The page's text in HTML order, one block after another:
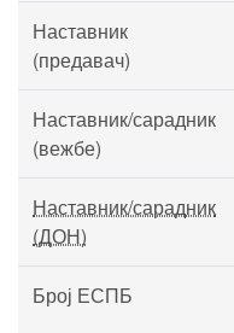
Наставник
(предавач)
Наставник/сарадник
(вежбе)
Наставник/сарадник
(ДОН)
Број ЕСПБ